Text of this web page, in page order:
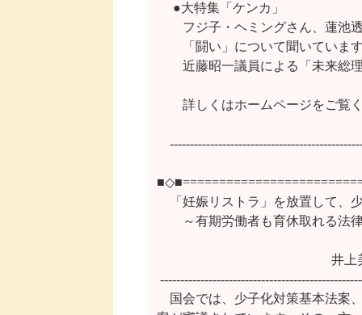
●大特集「ケンカ」
フジ子・ヘミングさん、蓮池透
「闘い」について聞いています
近藤昭一議員による「未来総
詳しくはホームページをご覧く
「妊娠リストラ」を放置して、
～有期労働者も育休取れる法
　    　　　　　　　　　　
国会では、少子化対策基本法案